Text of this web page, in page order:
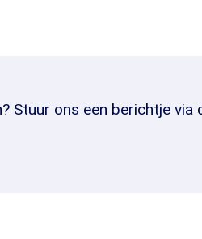
Stuur ons een berichtje via